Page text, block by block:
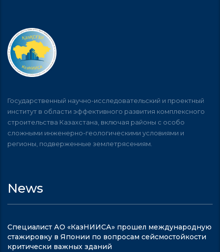
Государственный научно-исследовательский и проектный
институт в области эффективного развития комплексного
строительства Казахстана, включая районы с особо
сложными инженерно-геологическими условиями и
регионы, подверженные землетрясениям.
News
Специалист АО «КазНИИСА» прошел международную
стажировку в Японии по вопросам сейсмостойкости
критически важных зданий